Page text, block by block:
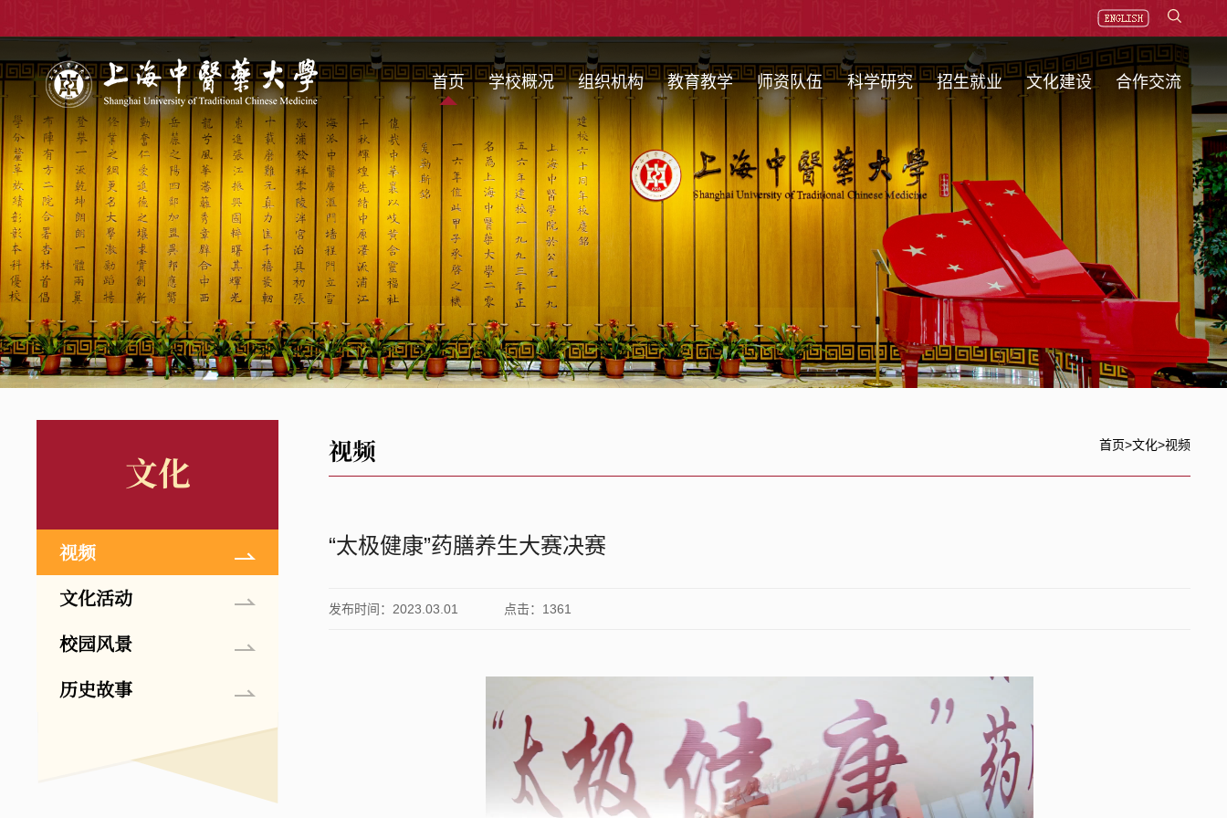
首页 学校概况 组织机构 教育教学 师资队伍 科学研究 招生就业 文化建设 合作交流
文化
视频
文化活动
校园风景
历史故事
视频 首页>文化>视频
“太极健康”药膳养生大赛决赛
发布时间：2023.03.01 点击： 1361